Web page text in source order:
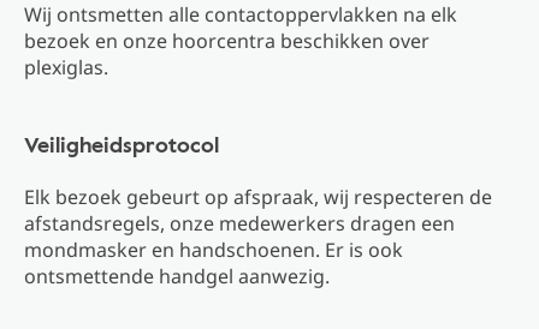
Wij ontsmetten alle contactoppervlakken na elk
bezoek en onze hoorcentra beschikken over
plexiglas.
Veiligheidsprotocol
Elk bezoek gebeurt op afspraak, wij respecteren de
afstandsregels, onze medewerkers dragen een
mondmasker en handschoenen. Er is ook
ontsmettende handgel aanwezig.